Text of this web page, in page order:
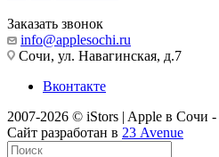
Заказать звонок
info@applesochi.ru
Сочи, ул. Навагинская, д.7
Вконтакте
2007-2026 © iStors | Apple в Сочи
Сайт разработан в 23 Avenue